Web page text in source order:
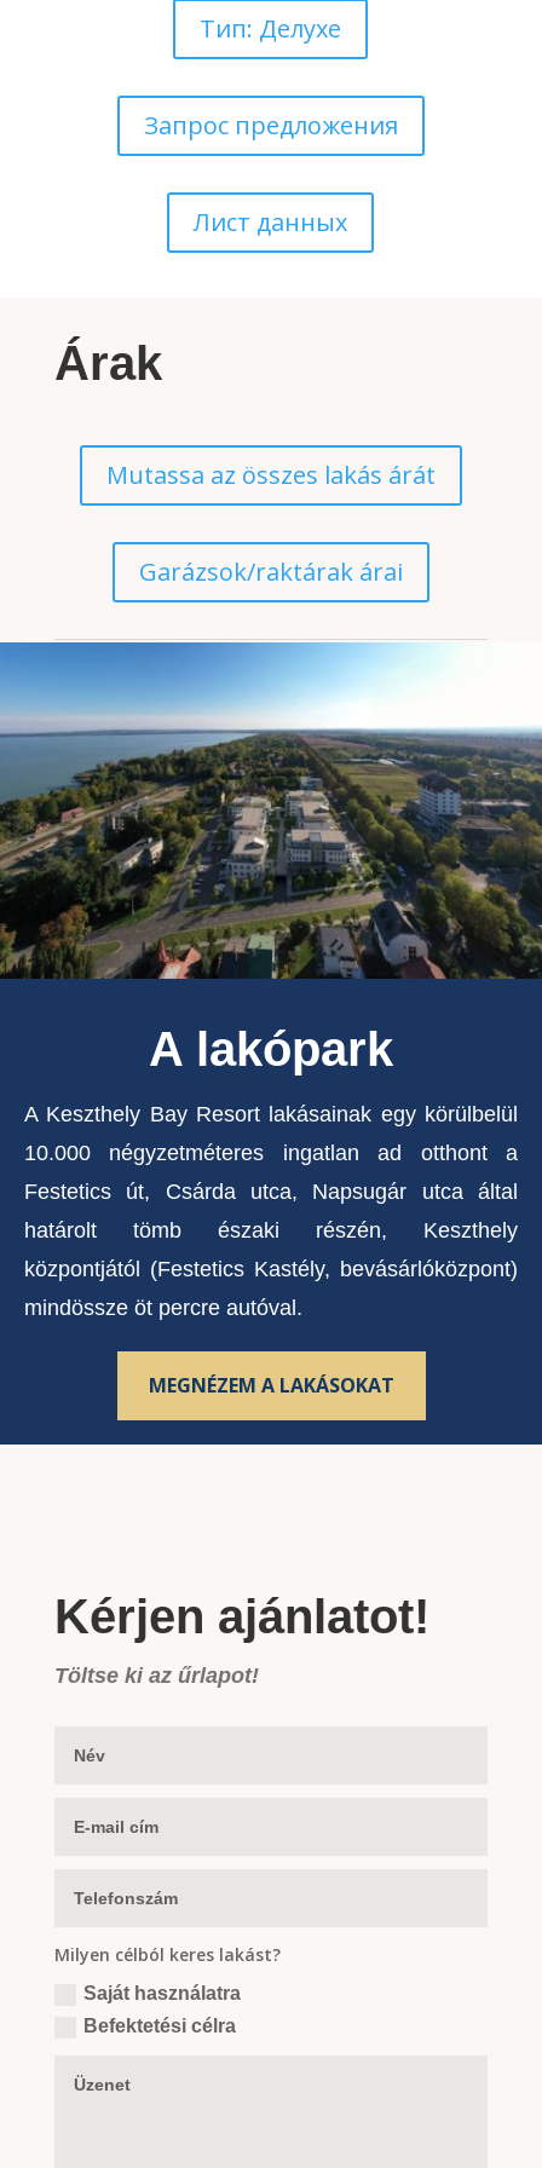
Тип: Делухе
Запрос предложения
Лист данных
Árak
Mutassa az összes lakás árát
Garázsok/raktárak árai
A lakópark
A Keszthely Bay Resort lakásainak egy körülbelül
10.000 négyzetméteres ingatlan ad otthont a
Festetics út, Csárda utca, Napsugár utca által
határolt tömb északi részén, Keszthely
központjától (Festetics Kastély, bevásárlóközpont)
mindössze öt percre autóval.
MEGNÉZEM A LAKÁSOKAT
Kérjen ajánlatot!
Töltse ki az űrlapot!
Milyen célból keres lakást?
Saját használatra
Befektetési célra